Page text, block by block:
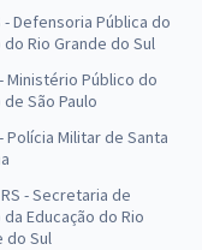
- Defensoria Pública do
Rio Grande do Sul
Ministério Público do
São Paulo
Polícia Militar de Santa
RS - Secretaria de
Educação do Rio
do Sul